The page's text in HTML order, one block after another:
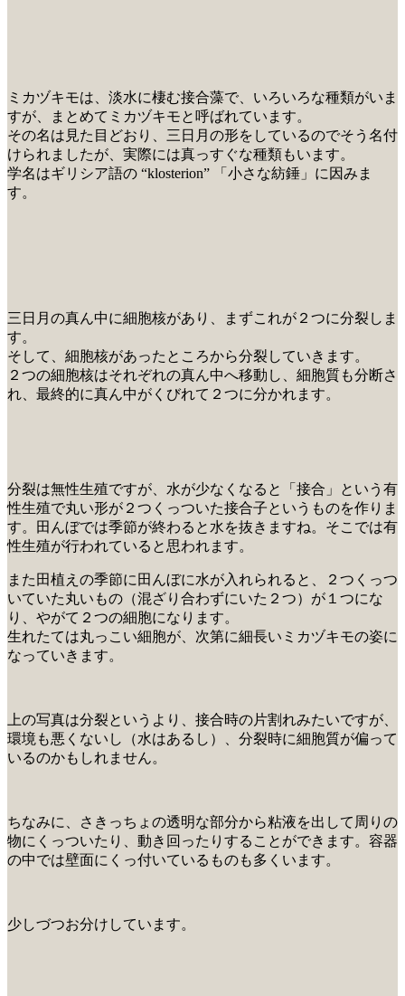
ミカヅキモは、淡水に棲む接合藻で、いろいろな種類がいま
すが、まとめてミカヅキモと呼ばれています。
その名は見た目どおり、三日月の形をしているのでそう名付
けられましたが、実際には真っすぐな種類もいます。
学名はギリシア語の “klosterion” 「小さな紡錘」に因みま
す。
三日月の真ん中に細胞核があり、まずこれが２つに分裂しま
す。
そして、細胞核があったところから分裂していきます。
２つの細胞核はそれぞれの真ん中へ移動し、細胞質も分断さ
れ、最終的に真ん中がくびれて２つに分かれます。
分裂は無性生殖ですが、水が少なくなると「接合」という有
性生殖で丸い形が２つくっついた接合子というものを作りま
す。田んぼでは季節が終わると水を抜きますね。そこでは有
性生殖が行われていると思われます。
また田植えの季節に田んぼに水が入れられると、２つくっつ
いていた丸いもの（混ざり合わずにいた２つ）が１つにな
り、やがて２つの細胞になります。
生れたては丸っこい細胞が、次第に細長いミカヅキモの姿に
なっていきます。
上の写真は分裂というより、接合時の片割れみたいですが、
環境も悪くないし（水はあるし）、分裂時に細胞質が偏って
いるのかもしれません。
ちなみに、さきっちょの透明な部分から粘液を出して周りの
物にくっついたり、動き回ったりすることができます。容器
の中では壁面にくっ付いているものも多くいます。
少しづつお分けしています。